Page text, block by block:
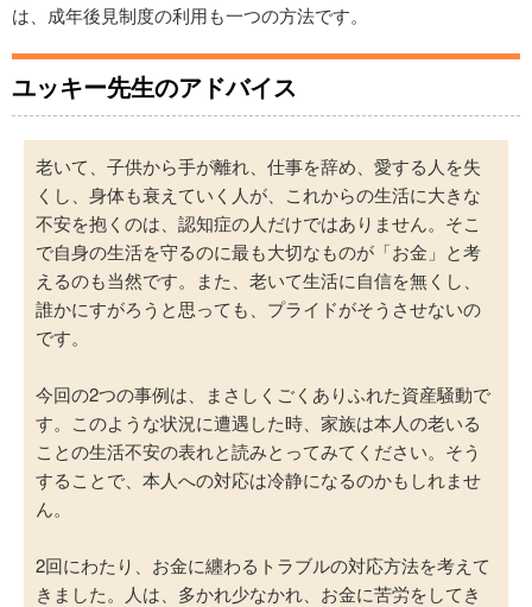
は、成年後見制度の利用も一つの方法です。
ユッキー先生のアドバイス
老いて、子供から手が離れ、仕事を辞め、愛する人を失
くし、身体も衰えていく人が、これからの生活に大きな
不安を抱くのは、認知症の人だけではありません。そこ
で自身の生活を守るのに最も大切なものが「お金」と考
えるのも当然です。また、老いて生活に自信を無くし、
誰かにすがろうと思っても、プライドがそうさせないの
です。
今回の2つの事例は、まさしくごくありふれた資産騒動で
す。このような状況に遭遇した時、家族は本人の老いる
ことの生活不安の表れと読みとってみてください。そう
することで、本人への対応は冷静になるのかもしれませ
ん。
2回にわたり、お金に纏わるトラブルの対応方法を考えて
きました。人は、多かれ少なかれ、お金に苦労をしてき